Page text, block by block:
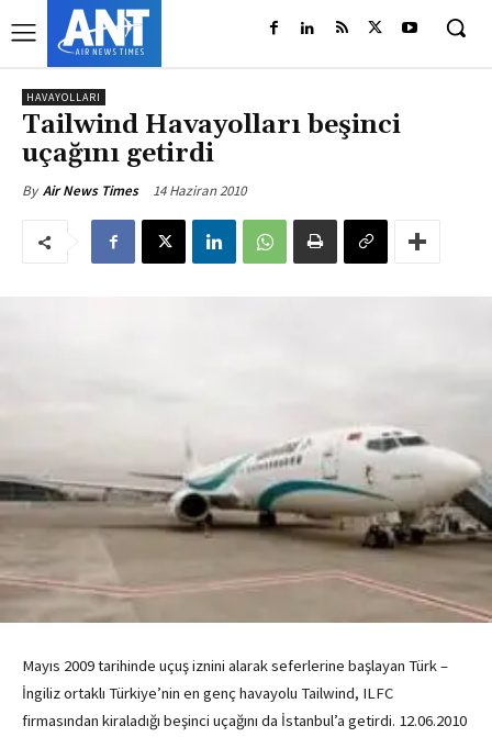
HAVAYOLLARI
Tailwind Havayolları beşinci
uçağını getirdi
By Air News Times 14 Haziran 2010
Mayıs 2009 tarihinde uçuş iznini alarak seferlerine başlayan Türk –
İngiliz ortaklı Türkiye’nin en genç havayolu Tailwind, ILFC
firmasından kiraladığı beşinci uçağını da İstanbul’a getirdi. 12.06.2010